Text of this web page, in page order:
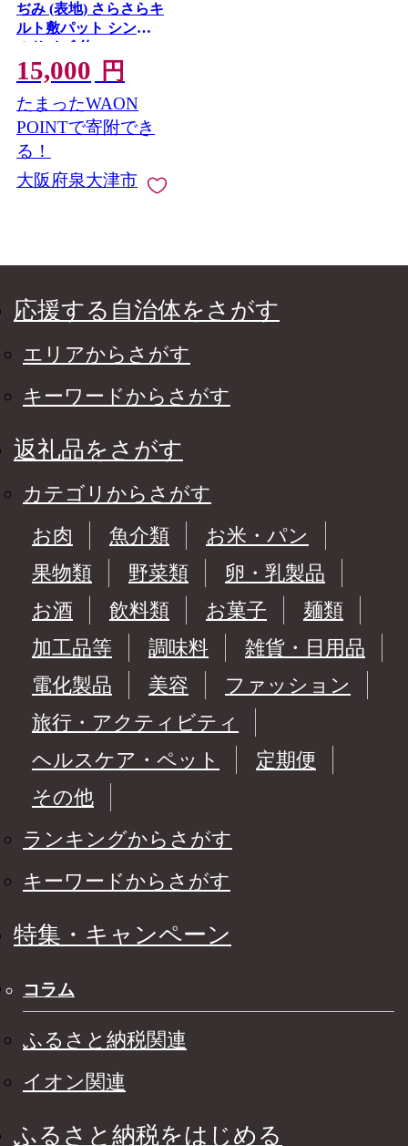
ぢみ (表地) さらさらキ
ルト敷パット シング
ルサイズ(約
100×205cm) FNP006
[4600]
15,000 円
たまったWAON
POINTで寄附でき
る！
大阪府泉大津市
応援する自治体をさがす
エリアからさがす
キーワードからさがす
返礼品をさがす
カテゴリからさがす
お肉
魚介類
お米・パン
果物類
野菜類
卵・乳製品
お酒
飲料類 お菓子
麺類
加工品等
調味料
雑貨・日用品
電化製品
美容
ファッション
旅行・アクティビティ
ヘルスケア・ペット
定期便
その他
ランキングからさがす
キーワードからさがす
特集・キャンペーン
コラム
ふるさと納税関連
イオン関連
ふるさと納税をはじめる